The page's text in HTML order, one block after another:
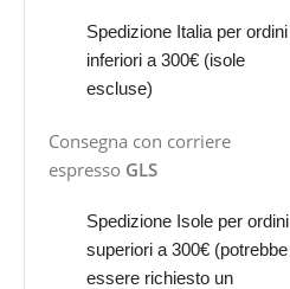
Spedizione Italia per ordini
inferiori a 300€ (isole
escluse)
Consegna con corriere
espresso GLS
Spedizione Isole per ordini
superiori a 300€ (potrebbe
essere richiesto un